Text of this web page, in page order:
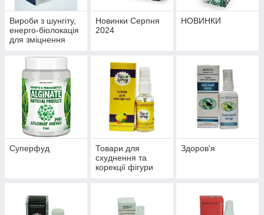
Вироби з шунгіту,
енерго-біолокація
для зміцнення
профілактики
хвороб
Новинки Серпня
2024
НОВИНКИ
Суперфуд
Товари для
схуднення та
корекції фігури
Здоров'я